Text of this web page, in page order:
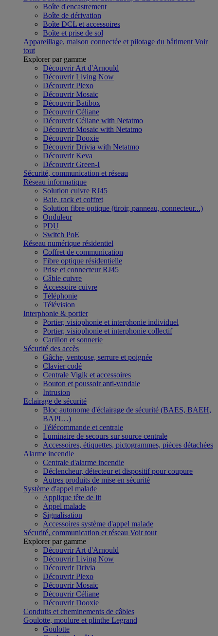
Boîte d'encastrement
Boîte de dérivation
Boîte DCL et accessoires
Boîte et prise de sol
Appareillage, maison connectée et pilotage du bâtiment Voir
tout
Explorer par gamme
Découvrir Art d'Arnould
Découvrir Living Now
Découvrir Plexo
Découvrir Mosaic
Découvrir Batibox
Découvrir Céliane
Découvrir Céliane with Netatmo
Découvrir Mosaic with Netatmo
Découvrir Dooxie
Découvrir Drivia with Netatmo
Découvrir Keva
Découvrir Green-I
Sécurité, communication et réseau
Réseau informatique
Solution cuivre RJ45
Baie, rack et coffret
Solution fibre optique (tiroir, panneau, connecteur...)
Onduleur
PDU
Switch PoE
Réseau numérique résidentiel
Coffret de communication
Fibre optique résidentielle
Prise et connecteur RJ45
Câble cuivre
Accessoire cuivre
Téléphonie
Télévision
Interphonie & portier
Portier, visiophonie et interphonie individuel
Portier, visiophonie et interphonie collectif
Carillon et sonnerie
Sécurité des accès
Gâche, ventouse, serrure et poignée
Clavier codé
Centrale Vigik et accessoires
Bouton et poussoir anti-vandale
Intrusion
Eclairage de sécurité
Bloc autonome d'éclairage de sécurité (BAES, BAEH,
BAPI…)
Télécommande et centrale
Luminaire de secours sur source centrale
Accessoires, étiquettes, pictogrammes, pièces détachées
Alarme incendie
Centrale d'alarme incendie
Déclencheur, détecteur et dispositif pour coupure
Autres produits de mise en sécurité
Système d'appel malade
Applique tête de lit
Appel malade
Signalisation
Accessoires système d'appel malade
Sécurité, communication et réseau Voir tout
Explorer par gamme
Découvrir Art d'Arnould
Découvrir Living Now
Découvrir Drivia
Découvrir Plexo
Découvrir Mosaic
Découvrir Céliane
Découvrir Dooxie
Conduits et cheminements de câbles
Goulotte, moulure et plinthe Legrand
Goulotte